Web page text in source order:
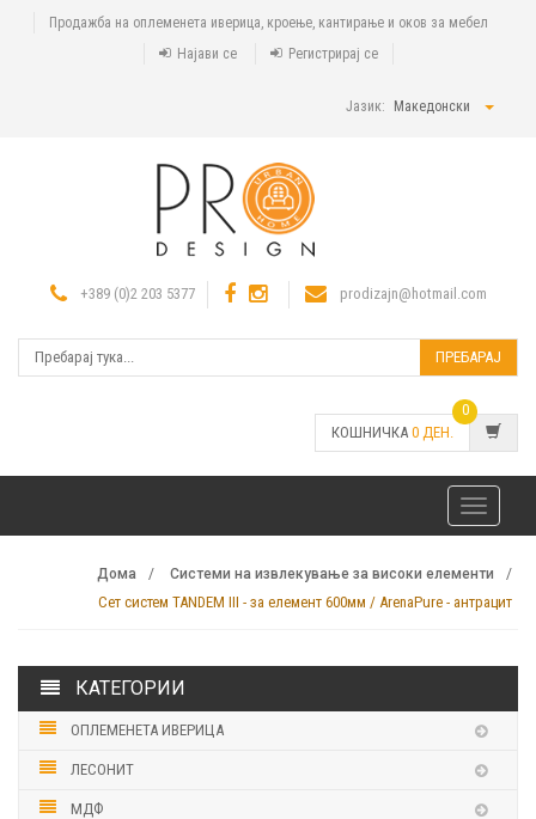
Продажба на оплеменета иверица, кроење, кантирање и оков за мебел
Најави се
Регистрирај се
Јазик: Македонски
+389 (0)2 203 5377 prodizajn@hotmail.com
ПРЕБАРАЈ
КОШНИЧКА 0 ДЕН.
0
Toggle
navigation
Дома Системи на извлекување за високи елементи
Сет систем TANDEM III - за елемент 600мм / ArenaPure - антрацит
КАТЕГОРИИ
ОПЛЕМЕНЕТА ИВЕРИЦА
ЛЕСОНИТ
МДФ